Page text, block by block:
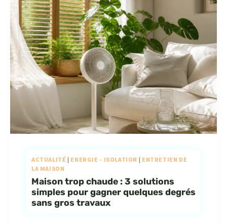
ACTUALITÉ | ENERGIE - ISOLATION | ENTRETIEN DE
LA MAISON
Maison trop chaude : 3 solutions
simples pour gagner quelques degrés
sans gros travaux